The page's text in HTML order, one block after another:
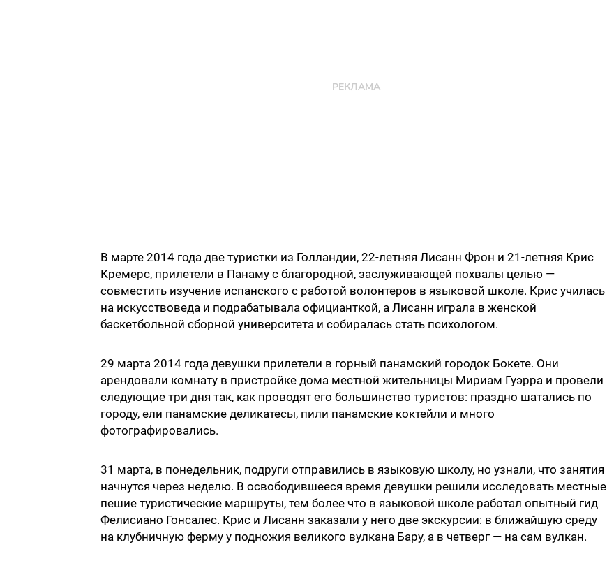
В марте 2014 года две туристки из Голландии, 22-летняя Лисанн Фрон и 21-летняя Крис
Кремерс, прилетели в Панаму с благородной, заслуживающей похвалы целью —
совместить изучение испанского с работой волонтеров в языковой школе. Крис училась
на искусствоведа и подрабатывала официанткой, а Лисанн играла в женской
баскетбольной сборной университета и собиралась стать психологом.
29 марта 2014 года девушки прилетели в горный панамский городок Бокете. Они
арендовали комнату в пристройке дома местной жительницы Мириам Гуэрра и провели
следующие три дня так, как проводят его большинство туристов: праздно шатались по
городу, ели панамские деликатесы, пили панамские коктейли и много
фотографировались.
31 марта, в понедельник, подруги отправились в языковую школу, но узнали, что занятия
начнутся через неделю. В освободившееся время девушки решили исследовать местные
пешие туристические маршруты, тем более что в языковой школе работал опытный гид
Фелисиано Гонсалес. Крис и Лисанн заказали у него две экскурсии: в ближайшую среду
на клубничную ферму у подножия великого вулкана Бару, а в четверг — на сам вулкан.